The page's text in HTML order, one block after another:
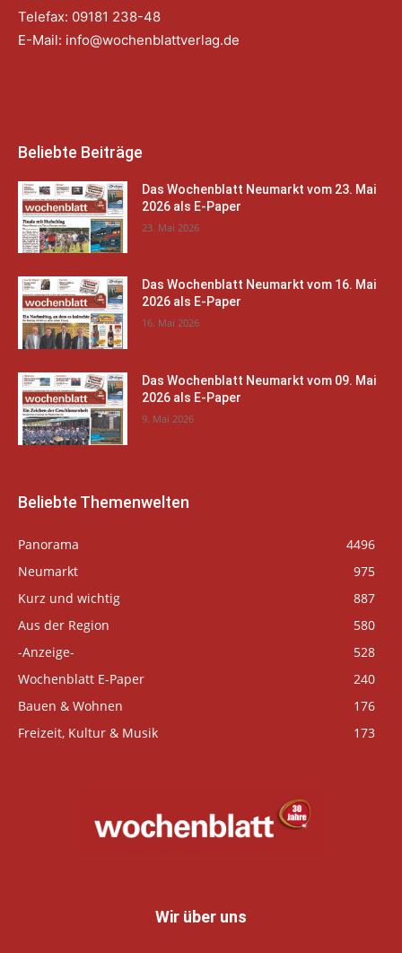
Telefax: 09181 238-48
E-Mail: info@wochenblattverlag.de
Beliebte Beiträge
Das Wochenblatt Neumarkt vom 23. Mai
2026 als E-Paper
23. Mai 2026
Das Wochenblatt Neumarkt vom 16. Mai
2026 als E-Paper
16. Mai 2026
Das Wochenblatt Neumarkt vom 09. Mai
2026 als E-Paper
9. Mai 2026
Beliebte Themenwelten
Panorama
4496
Neumarkt
975
Kurz und wichtig
887
Aus der Region
580
-Anzeige-
528
Wochenblatt E-Paper
240
Bauen & Wohnen
176
Freizeit, Kultur & Musik
173
Wir über uns